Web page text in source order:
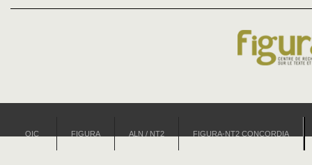
OIC FIGURA ALN / NT2 FIGURA-NT2 CONCORDIA